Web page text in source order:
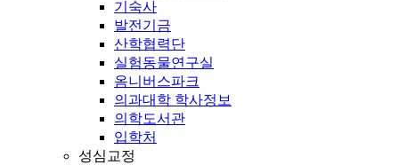
기숙사
발전기금
산학협력단
실험동물연구실
옴니버스파크
의과대학 학사정보
의학도서관
입학처
성심교정